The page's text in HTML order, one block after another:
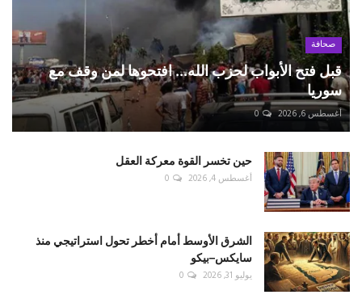
صحافة
قبل فتح الأبواب لحزب الله... افتحوها لمن وقف مع
سوريا
أغسطس 6, 2026 0
حين تخسر القوة معركة العقل
أغسطس 4, 2026 0
الشرق الأوسط أمام أخطر تحول استراتيجي منذ
سايكس–بيكو
يوليو 31, 2026 0